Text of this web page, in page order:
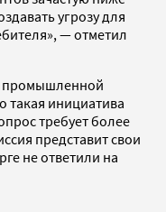
угрозу для
— отметил
промышленной
такая инициатива
требует более
представит свои
не ответили на